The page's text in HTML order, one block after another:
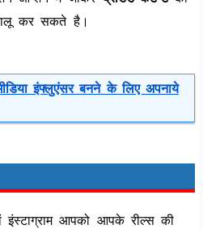
कर सकते है।
इंफ्लुएंसर बनने के लिए अपनाये
आपको आपके रील्स की